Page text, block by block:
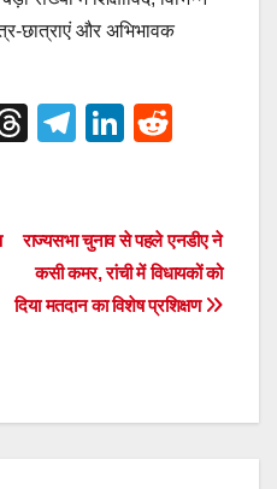
छात्राएं और अभिभावक
T
a
d
s
T
gr
a
m
Li
e
dI
n
di
t
राज्यसभा चुनाव से पहले एनडीए ने
कसी कमर, रांची में विधायकों को
दिया मतदान का विशेष प्रशिक्षण